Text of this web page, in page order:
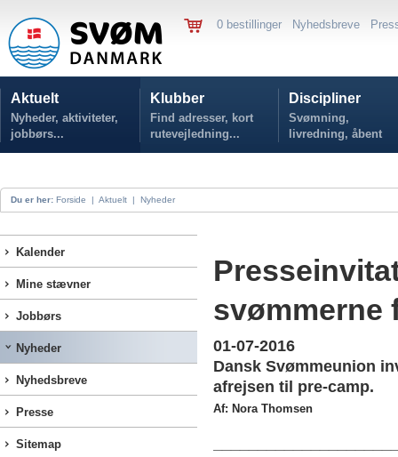
0 bestillinger Nyhedsbreve
Aktuelt
Nyheder, aktiviteter,
jobbørs...
Klubber
Find adresser, kort
rutevejledning...
Discipliner
Svømning,
livredning, åbent
vand...
Du er her: Forside | Aktuelt | Nyheder
Kalender
Mine stævner
Jobbørs
Nyheder
Nyhedsbreve
Presse
Sitemap
svømmerne
01-07-2016
Dansk Svømmeunion
afrejsen til pre-camp.
Af: Nora Thomsen